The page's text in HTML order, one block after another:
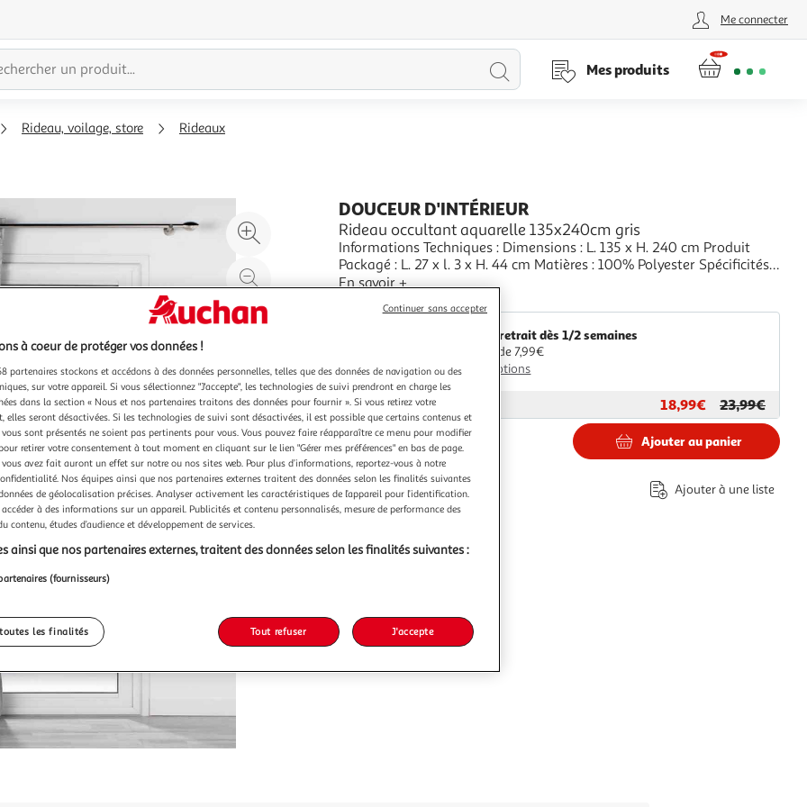
Me connecter
Lancer
Mes produits
Rideau, voilage, store Rideaux
Agrandir
l'illustration
à
200%
Réduire
l'illustration
à
%
Partager
produit
DOUCEUR D'INTÉRIEUR
Rideau occultant aquarelle 135x240cm gris
Informations Techniques : Dimensions : L. 135 x H. 240 cm Produit
Packagé : L. 27 x l. 3 x H. 44 cm Matières : 100% Polyester Spécificités :
Chic & Élégant Rideau à Oeillets Occultant Forme Rectangulaire
En savoir +
Livr. ou retrait dès 1/2 semaines
A partir de 7,99€
Plus d'options
Vendu parParis Prix 18,99€
23,99€
-21 %
23,99€
18,99€
Ajouter au panier
Ajouter à une liste
à coeur de protéger vos données !
partenaires stockons et accédons à des données personnelles, telles que des données de navigation ou des
sur votre appareil. Si vous sélectionnez "J'accepte", les technologies de suivi prendront en charge les
dans la section « Nous et nos partenaires traitons des données pour fournir ». Si vous retirez votre
elles seront désactivées. Si les technologies de suivi sont désactivées, il est possible que certains contenus et
sont présentés ne soient pas pertinents pour vous. Vous pouvez faire réapparaître ce menu pour modifier
retirer votre consentement à tout moment en cliquant sur le lien "Gérer mes préférences" en bas de page.
vous avez fait auront un effet sur notre ou nos sites web. Pour plus d’informations, reportez-vous à notre
Nos équipes ainsi que nos partenaires externes traitent des données selon les finalités suivantes
de géolocalisation précises. Analyser activement les caractéristiques de l’appareil pour l’identification.
à des informations sur un appareil. Publicités et contenu personnalisés, mesure de performance des
contenu, études d’audience et développement de services.
ainsi que nos partenaires externes, traitent des données selon les finalités suivantes :
(fournisseurs)
les finalités Tout refuser J'accepte
Continuer sans accepter